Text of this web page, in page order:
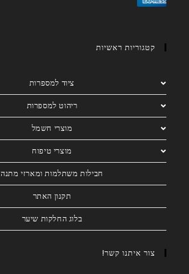
קטגוריות ראשיות
ציוד למספרות
ריהוט למספרות
מוצרי חשמל
מוצרי טיפוח
חבילות משתלמות ומארזי מתנה
תקנון האתר
בלוג החלקות שיער
צור איתנו קשר!